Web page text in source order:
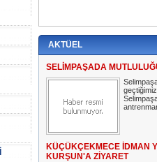
AKTÜEL
SELİMPAŞADA
KÜÇÜKÇEKMECE İDMAN
KURŞUN'A ZİYARET